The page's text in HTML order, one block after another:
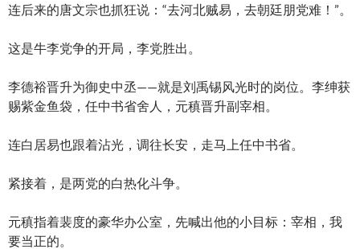
连后来的唐文宗也抓狂说：“去河北贼易，去朝廷朋党难！”。
这是牛李党争的开局，李党胜出。
李德裕晋升为御史中丞——就是刘禹锡风光时的岗位。李绅获
赐紫金鱼袋，任中书省舍人，元稹晋升副宰相。
连白居易也跟着沾光，调往长安，走马上任中书省。
紧接着，是两党的白热化斗争。
元稹指着裴度的豪华办公室，先喊出他的小目标：宰相，我
要当正的。